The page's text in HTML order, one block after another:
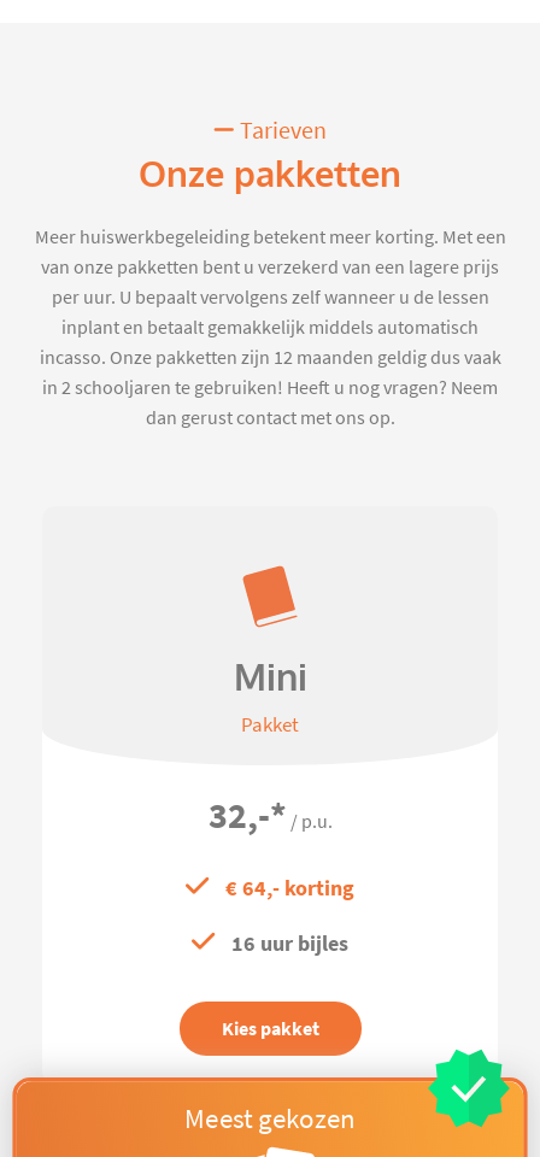
Tarieven
Onze pakketten
Meer huiswerkbegeleiding betekent meer korting. Met een
van onze pakketten bent u verzekerd van een lagere prijs
per uur. U bepaalt vervolgens zelf wanneer u de lessen
inplant en betaalt gemakkelijk middels automatisch
incasso. Onze pakketten zijn 12 maanden geldig dus vaak
in 2 schooljaren te gebruiken! Heeft u nog vragen? Neem
dan gerust contact met ons op.
Mini
Pakket
32,-* / p.u.
€ 64,- korting
16 uur bijles
Kies pakket